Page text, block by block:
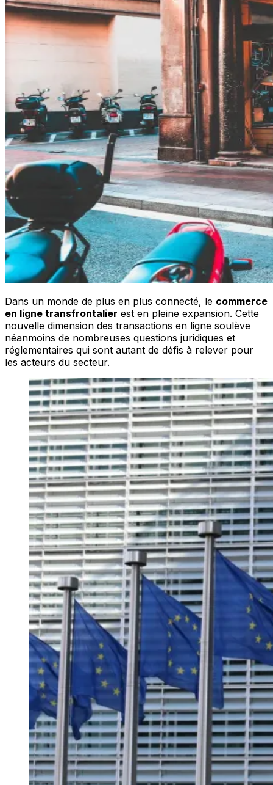
Dans un monde de plus en plus connecté, le commerce
en ligne transfrontalier est en pleine expansion. Cette
nouvelle dimension des transactions en ligne soulève
néanmoins de nombreuses questions juridiques et
réglementaires qui sont autant de défis à relever pour
les acteurs du secteur.